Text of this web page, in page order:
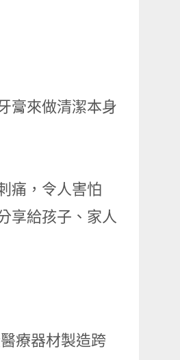
膏來做清潔本⾝
痛，令⼈害怕
享給孩⼦、家⼈
療器材製造跨